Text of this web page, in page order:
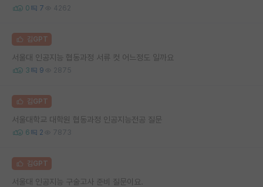
0 7 4262
김GPT
서울대 인공지능 협동과정 서류 컷 어느정도 일까요
3 9 2875
김GPT
서울대학교 대학원 협동과정 인공지능전공 질문
6 2 7873
김GPT
서울대 인공지능 구술고사 준비 질문이요.